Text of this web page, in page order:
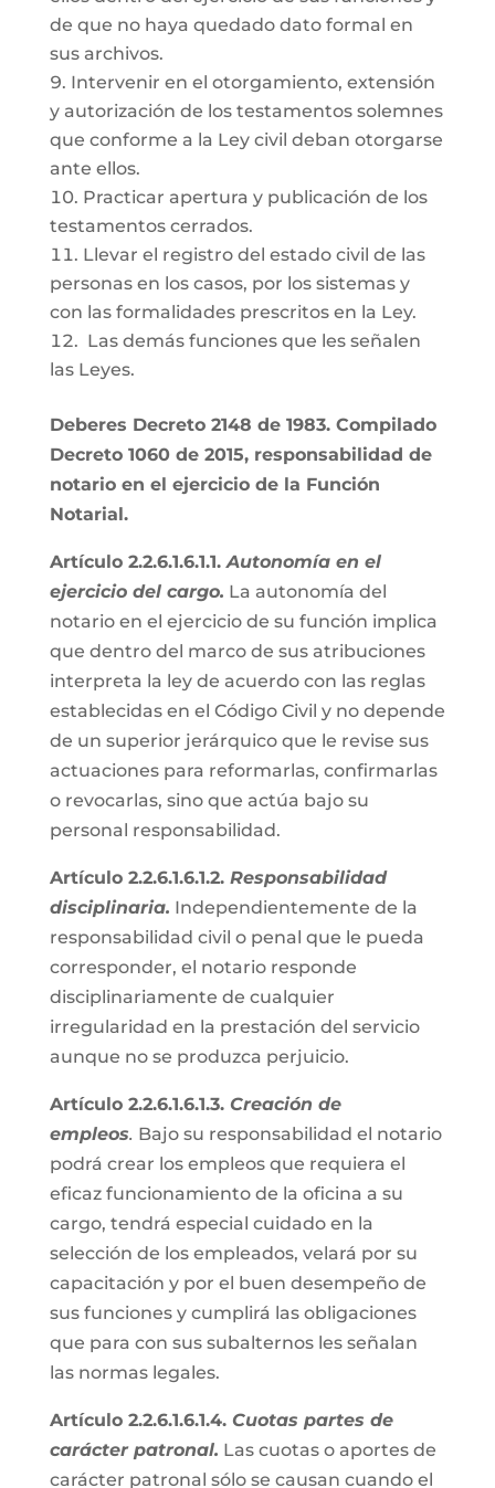
de que no haya quedado dato formal en
sus archivos.
Intervenir en el otorgamiento, extensión
y autorización de los testamentos solemnes
que conforme a la Ley civil deban otorgarse
ante ellos.
Practicar apertura y publicación de los
testamentos cerrados.
Llevar el registro del estado civil de las
personas en los casos, por los sistemas y
con las formalidades prescritos en la Ley.
Las demás funciones que les señalen
las Leyes.
Deberes Decreto 2148 de 1983. Compilado
Decreto 1060 de 2015, responsabilidad de
notario en el ejercicio de la Función
Notarial.
Artículo 2.2.6.1.6.1.1.Autonomía en el
ejercicio del cargo. La autonomía del
notario en el ejercicio de su función implica
que dentro del marco de sus atribuciones
interpreta la ley de acuerdo con las reglas
establecidas en el Código Civil y no depende
de un superior jerárquico que le revise sus
actuaciones para reformarlas, confirmarlas
o revocarlas, sino que actúa bajo su
personal responsabilidad.
Artículo 2.2.6.1.6.1.2.Responsabilidad
disciplinaria. Independientemente de la
responsabilidad civil o penal que le pueda
corresponder, el notario responde
disciplinariamente de cualquier
irregularidad en la prestación del servicio
aunque no se produzca perjuicio.
Artículo 2.2.6.1.6.1.3. Creación de
empleos. Bajo su responsabilidad el notario
podrá crear los empleos que requiera el
eficaz funcionamiento de la oficina a su
cargo, tendrá especial cuidado en la
selección de los empleados, velará por su
capacitación y por el buen desempeño de
sus funciones y cumplirá las obligaciones
que para con sus subalternos les señalan
las normas legales.
Artículo 2.2.6.1.6.1.4. Cuotas partes de
carácter patronal. Las cuotas o aportes de
carácter patronal sólo se causan cuando el